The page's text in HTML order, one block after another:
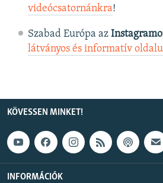
videócsatornánkra!
Szabad Európa az
látványos és informatív
KÖVESSEN MINKET!
INFORMÁCIÓK